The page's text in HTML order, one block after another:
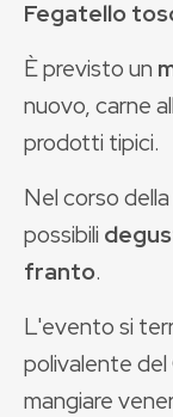
Fegatello
È previsto un
nuovo, carne
prodotti tipici.
Nel corso
possibili
franto.
L'evento si
polivalente del
mangiare